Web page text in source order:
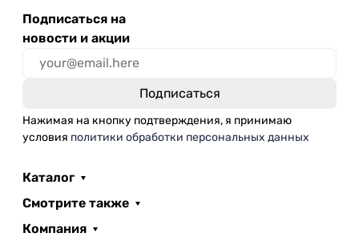
Подписаться на
новости и акции
Нажимая на кнопку подтверждения, я принимаю
условия политики обработки персональных данных
Каталог
Смотрите также
Компания